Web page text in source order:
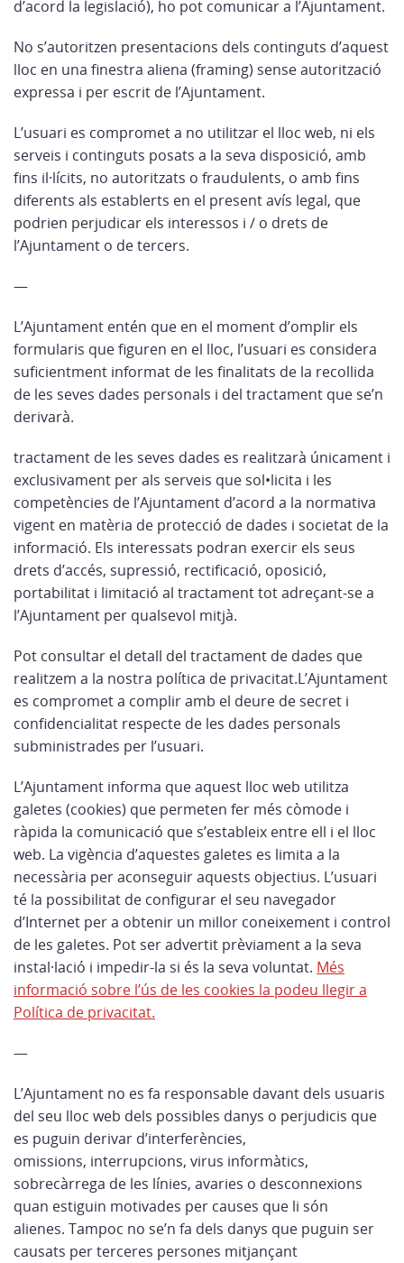
d’acord la legislació), ho pot comunicar a l’Ajuntament.
No s’autoritzen presentacions dels continguts d’aquest
lloc en una finestra aliena (framing) sense autorització
expressa i per escrit de l’Ajuntament.
L’usuari es compromet a no utilitzar el lloc web, ni els
serveis i continguts posats a la seva disposició, amb
fins il·lícits, no autoritzats o fraudulents, o amb fins
diferents als establerts en el present avís legal, que
podrien perjudicar els interessos i / o drets de
l’Ajuntament o de tercers.
—
L’Ajuntament entén que en el moment d’omplir els
formularis que figuren en el lloc, l’usuari es considera
suficientment informat de les finalitats de la recollida
de les seves dades personals i del tractament que se’n
derivarà.
tractament de les seves dades es realitzarà únicament i
exclusivament per als serveis que sol•licita i les
competències de l’Ajuntament d’acord a la normativa
vigent en matèria de protecció de dades i societat de la
informació. Els interessats podran exercir els seus
drets d’accés, supressió, rectificació, oposició,
portabilitat i limitació al tractament tot adreçant-se a
l’Ajuntament per qualsevol mitjà.
Pot consultar el detall del tractament de dades que
realitzem a la nostra política de privacitat.L’Ajuntament
es compromet a complir amb el deure de secret i
confidencialitat respecte de les dades personals
subministrades per l’usuari.
L’Ajuntament informa que aquest lloc web utilitza
galetes (cookies) que permeten fer més còmode i
ràpida la comunicació que s’estableix entre ell i el lloc
web. La vigència d’aquestes galetes es limita a la
necessària per aconseguir aquests objectius. L’usuari
té la possibilitat de configurar el seu navegador
d’Internet per a obtenir un millor coneixement i control
de les galetes. Pot ser advertit prèviament a la seva
instal·lació i impedir-la si és la seva voluntat. Més
informació sobre l’ús de les cookies la podeu llegir a
Política de privacitat.
—
L’Ajuntament no es fa responsable davant dels usuaris
del seu lloc web dels possibles danys o perjudicis que
es puguin derivar d’interferències,
omissions, interrupcions, virus informàtics,
sobrecàrrega de les línies, avaries o desconnexions
quan estiguin motivades per causes que li són
alienes. Tampoc no se’n fa dels danys que puguin ser
causats per terceres persones mitjançant